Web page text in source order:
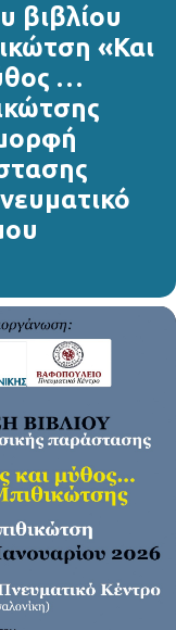
βιβλίου
«Και
…